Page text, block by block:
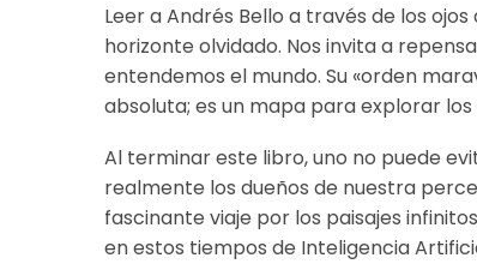
Leer a Andrés Bello a través de los
horizonte olvidado. Nos invita a
entendemos el mundo. Su «orden
absoluta; es un mapa para explorar
Al terminar este libro, uno no puede
realmente los dueños de nuestra
fascinante viaje por los paisajes
en estos tiempos de Inteligencia